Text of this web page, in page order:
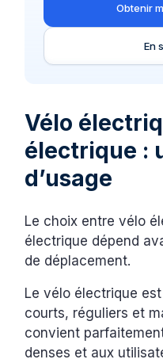
Obtenir
En
Vélo
électrique :
d’usage
Le choix entre vélo
électrique dépend
de déplacement.
Le vélo électrique
courts, réguliers et
convient
denses et aux